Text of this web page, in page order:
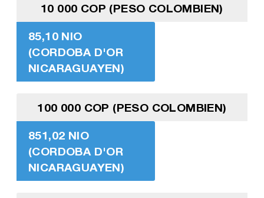
10 000 COP (PESO COLOMBIEN)
85,10 NIO
(CORDOBA D'OR
NICARAGUAYEN)
100 000 COP (PESO COLOMBIEN)
851,02 NIO
(CORDOBA D'OR
NICARAGUAYEN)